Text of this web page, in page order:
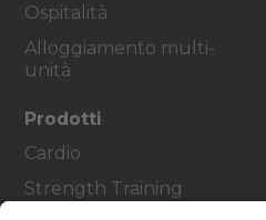
Ospitalità
Alloggiamento multi-
unità
Prodotti
Cardio
Strength Training